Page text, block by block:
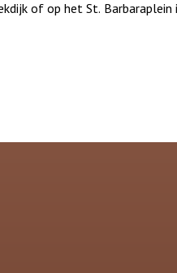
of op het St. Barbaraplein